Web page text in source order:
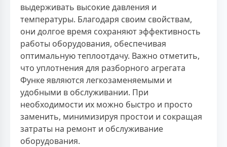
выдерживать высокие давления и
температуры. Благодаря своим свойствам,
они долгое время сохраняют эффективность
работы оборудования, обеспечивая
оптимальную теплоотдачу. Важно отметить,
что уплотнения для разборного агрегата
Функе являются легкозаменяемыми и
удобными в обслуживании. При
необходимости их можно быстро и просто
заменить, минимизируя простои и сокращая
затраты на ремонт и обслуживание
оборудования.